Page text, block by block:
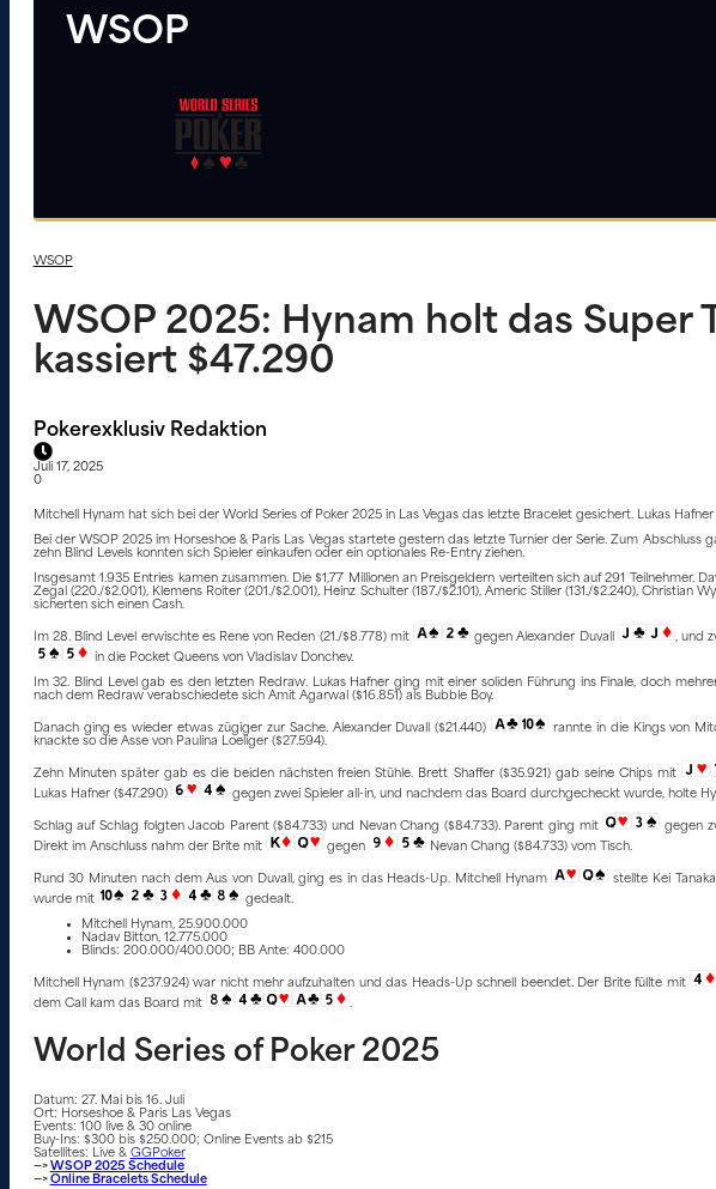
WSOP
WSOP
WSOP 2025: Hynam holt das Super
kassiert $47.290
Pokerexklusiv Redaktion
Juli 17, 2025
0
Mitchell Hynam hat sich bei der World Series of Poker 2025 in Las Vegas das letzte Bracelet gesichert. Lukas
Bei der WSOP 2025 im Horseshoe & Paris Las Vegas startete gestern das letzte Turnier der Serie. Zum Abschluss
zehn Blind Levels konnten sich Spieler einkaufen oder ein optionales Re-Entry ziehen.
Insgesamt 1.935 Entries kamen zusammen. Die $1,77 Millionen an Preisgeldern verteilten sich auf 291 Teilnehmer.
Zegal (220./$2.001), Klemens Roiter (201./$2.001), Heinz Schulter (187./$2.101), Americ Stiller (131./$2.240), Christian
sicherten sich einen Cash.
Im 28. Blind Level erwischte es Rene von Reden (21./$8.778) mit gegen Alexander Duvall
, und
in die Pocket Queens von Vladislav Donchev.
Im 32. Blind Level gab es den letzten Redraw. Lukas Hafner ging mit einer soliden Führung ins Finale, doch
nach dem Redraw verabschiedete sich Amit Agarwal ($16.851) als Bubble Boy.
Danach ging es wieder etwas zügiger zur Sache. Alexander Duvall ($21.440) rannte in die Kings von
knackte so die Asse von Paulina Loeliger ($27.594).
Zehn Minuten später gab es die beiden nächsten freien Stühle. Brett Shaffer ($35.921) gab seine Chips mit
Lukas Hafner ($47.290)
gegen zwei Spieler all-in, und nachdem das Board durchgecheckt wurde, holte
Schlag auf Schlag folgten Jacob Parent ($84.733) und Nevan Chang ($84.733). Parent ging mit gegen
Direkt im Anschluss nahm der Brite mit
gegen Nevan Chang ($84.733) vom Tisch.
Rund 30 Minuten nach dem Aus von Duvall, ging es in das Heads-Up. Mitchell Hynam stellte Kei
wurde mit
gedealt.
Mitchell Hynam, 25.900.000
Nadav Bitton, 12.775.000
Blinds: 200.000/400.000; BB Ante: 400.000
Mitchell Hynam ($237.924) war nicht mehr aufzuhalten und das Heads-Up schnell beendet. Der Brite füllte mit
dem Call kam das Board mit
.
World Series of Poker 2025
Datum: 27. Mai bis 16. Juli
Ort: Horseshoe & Paris Las Vegas
Events: 100 live & 30 online
Buy-Ins: $300 bis $250.000; Online Events ab $215
Satellites: Live & GGPoker
—>WSOP 2025 Schedule
—>Online Bracelets Schedule